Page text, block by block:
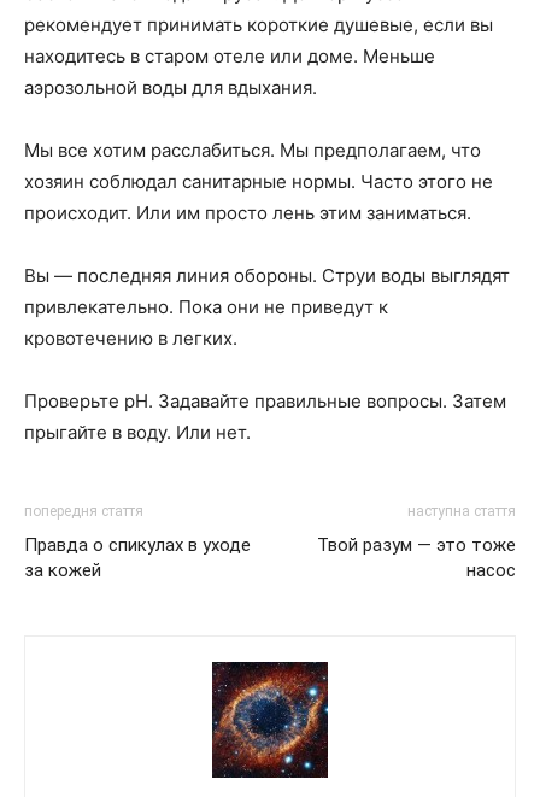
рекомендует принимать короткие душевые, если вы
находитесь в старом отеле или доме. Меньше
аэрозольной воды для вдыхания.
Мы все хотим расслабиться. Мы предполагаем, что
хозяин соблюдал санитарные нормы. Часто этого не
происходит. Или им просто лень этим заниматься.
Вы — последняя линия обороны. Струи воды выглядят
привлекательно. Пока они не приведут к
кровотечению в легких.
Проверьте pH. Задавайте правильные вопросы. Затем
прыгайте в воду. Или нет.
попередня стаття
Правда о спикулах в уходе
за кожей
наступна стаття
Твой разум — это тоже
насос